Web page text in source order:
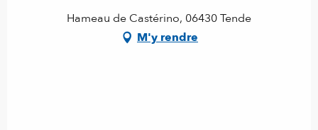
Hameau de Castérino, 06430 Tende
M'y rendre